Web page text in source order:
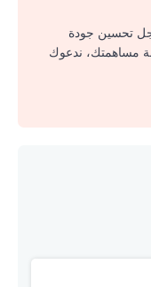
تحسين جودة
مساهمتك، ندعوك